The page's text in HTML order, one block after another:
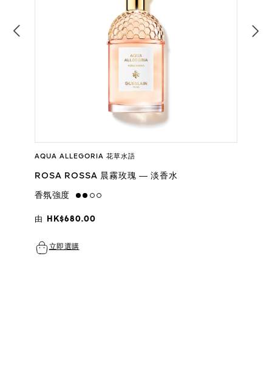
AQUA ALLEGORIA 花草水語
ROSA ROSSA 晨霧玫瑰 — 淡香水
香氛強度 medium
由 HK$680.00
立即選購